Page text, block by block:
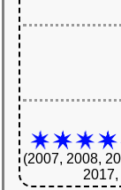
(2007, 2008,